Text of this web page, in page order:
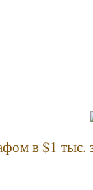
в $1 тыс.